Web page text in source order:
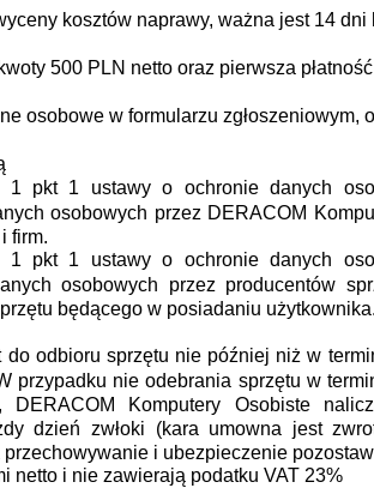
kosztów naprawy, ważna jest 14
500 PLN netto oraz pierwsza
osobowe w formularzu zgłoszeniowym,
pkt 1 ustawy o ochronie danych
osobowych przez DERACOM
firm.
pkt 1 ustawy o ochronie danych
osobowych przez producentów
będącego w posiadaniu
do odbioru sprzętu nie później niż w
przypadku nie odebrania sprzętu w
DERACOM Komputery Osobiste
dzień zwłoki (kara umowna jest
przechowywanie i ubezpieczenie
netto i nie zawierają podatku VAT 23%